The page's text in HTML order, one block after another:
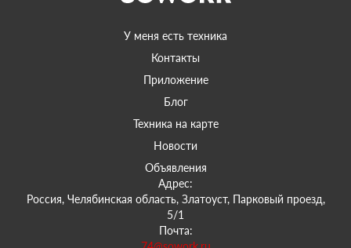
У меня есть техника
Контакты
Приложение
Блог
Техника на карте
Новости
Объявления
Адрес:
Россия, Челябинская область, Златоуст, Парковый проезд,
5/1
Почта: